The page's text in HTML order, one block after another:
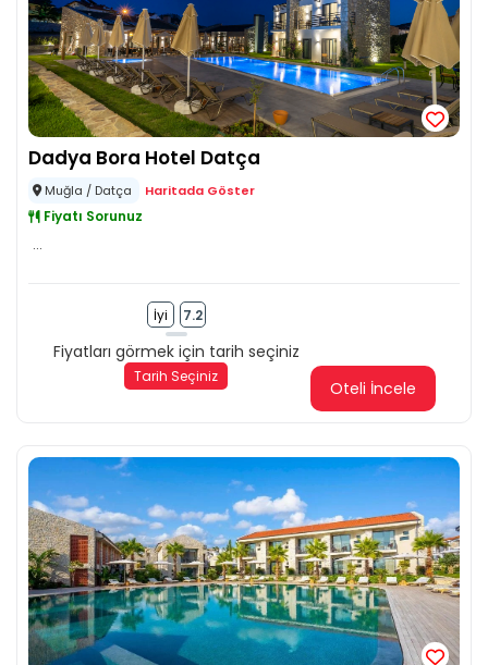
Dadya Bora Hotel Datça
Muğla / Datça Haritada Göster
Fiyatı Sorunuz
...
İyi 7.2
Fiyatları görmek için tarih seçiniz
Tarih Seçiniz
Oteli İncele